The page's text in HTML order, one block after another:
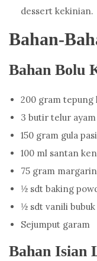
dessert kekinian.
Bahan-
Bahan Bolu
200 gram tepung
3 butir telur ayam
150 gram gula
100 ml santan
75 gram
½ sdt baking
½ sdt vanili bubuk
Sejumput garam
Bahan Isian